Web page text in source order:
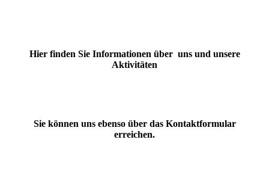
Hier finden Sie Informationen über uns und unsere
Aktivitäten
Sie können uns ebenso über das Kontaktformular
erreichen.